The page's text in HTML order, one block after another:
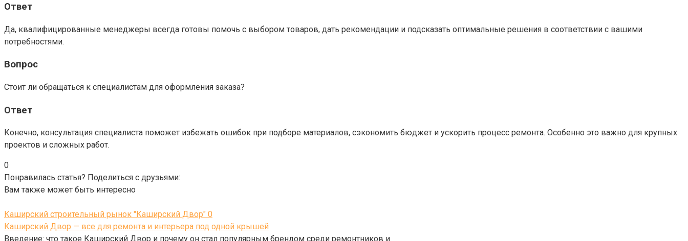
Ответ
Да, квалифицированные менеджеры всегда готовы помочь с выбором товаров, дать рекомендации и подсказать оптимальные решения в соответствии с вашими
потребностями.
Вопрос
Стоит ли обращаться к специалистам для оформления заказа?
Ответ
Конечно, консультация специалиста поможет избежать ошибок при подборе материалов, сэкономить бюджет и ускорить процесс ремонта. Особенно это важно для крупных
проектов и сложных работ.
0
Понравилась статья? Поделиться с друзьями:
Вам также может быть интересно
Каширский строительный рынок "Каширский Двор" 0
Каширский Двор — все для ремонта и интерьера под одной крышей
Введение: что такое Каширский Двор и почему он стал популярным брендом среди ремонтников и